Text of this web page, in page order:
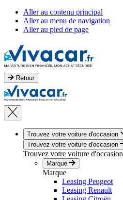
Aller au contenu principal
Aller au menu de navigation
Aller au pied de page
Retour
Trouvez votre voiture d'occasion
Trouvez votre voiture d'occasion
Trouvez votre voiture d'occasion
Marque
Marque
Leasing Peugeot
Leasing Renault